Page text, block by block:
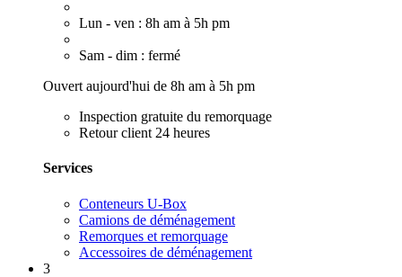
Lun - ven : 8h am à 5h pm
Sam - dim : fermé
Ouvert aujourd'hui de 8h am à 5h pm
Inspection gratuite du remorquage
Retour client 24 heures
Services
Conteneurs U-Box
Camions de déménagement
Remorques et remorquage
Accessoires de déménagement
3